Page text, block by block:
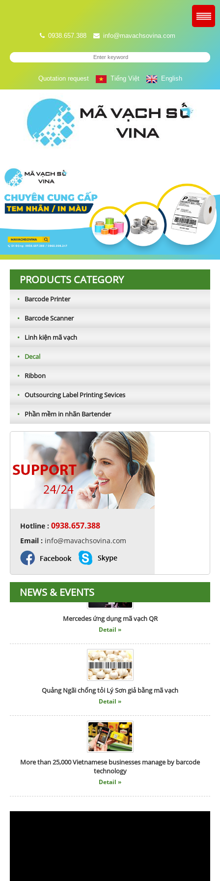
0938.657.388 info@mavachsovina.com
Quotation request Tiếng Việt English
PRODUCTS CATEGORY
• Barcode Printer
• Barcode Scanner
• Linh kiện mã vạch
• Decal
• Ribbon
• Outsourcing Label Printing Sevices
• Phần mềm in nhãn Bartender
Hotline : 0938.657.388
Email : info@mavachsovina.com
NEWS & EVENTS
RFID hoạt động như thế nào ?
Detail »
Mercedes ứng dụng mã vạch QR
Detail »
Quảng Ngãi chống tỏi Lý Sơn giả bằng mã vạch
Detail »
More than 25,000 Vietnamese businesses manage by barcode
technology
Detail »